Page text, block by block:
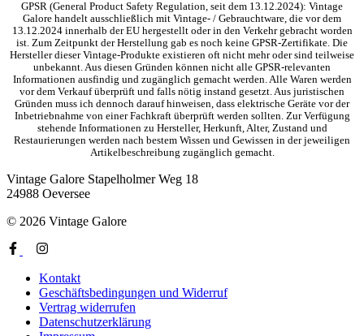
GPSR (General Product Safety Regulation, seit dem 13.12.2024): Vintage
Galore handelt ausschließlich mit Vintage- / Gebrauchtware, die vor dem
13.12.2024 innerhalb der EU hergestellt oder in den Verkehr gebracht worden
ist. Zum Zeitpunkt der Herstellung gab es noch keine GPSR-Zertifikate. Die
Hersteller dieser Vintage-Produkte existieren oft nicht mehr oder sind teilweise
unbekannt. Aus diesen Gründen können nicht alle GPSR-relevanten
Informationen ausfindig und zugänglich gemacht werden. Alle Waren werden
vor dem Verkauf überprüft und falls nötig instand gesetzt. Aus juristischen
Gründen muss ich dennoch darauf hinweisen, dass elektrische Geräte vor der
Inbetriebnahme von einer Fachkraft überprüft werden sollten. Zur Verfügung
stehende Informationen zu Hersteller, Herkunft, Alter, Zustand und
Restaurierungen werden nach bestem Wissen und Gewissen in der jeweiligen
Artikelbeschreibung zugänglich gemacht.
Vintage Galore Stapelholmer Weg 18
24988 Oeversee
© 2026 Vintage Galore
Kontakt
Geschäftsbedingungen und Widerruf
Vertrag widerrufen
Datenschutzerklärung